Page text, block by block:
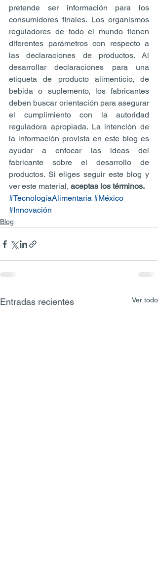
pretende ser información para los
consumidores finales. Los organismos
reguladores de todo el mundo tienen
diferentes parámetros con respecto a
las declaraciones de productos. Al
desarrollar declaraciones para una
etiqueta de producto alimenticio, de
bebida o suplemento, los fabricantes
deben buscar orientación para asegurar
el cumplimiento con la autoridad
reguladora apropiada. La intención de
la información provista en este blog es
ayudar a enfocar las ideas del
fabricante sobre el desarrollo de
productos. Si eliges seguir este blog y
ver este material, aceptas los términos.
#TecnologíaAlimentaria #México
#Innovación
Blog
Entradas recientes Ver todo